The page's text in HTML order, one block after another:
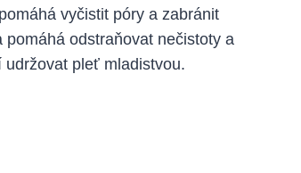
vyčistit póry a zabránit
pomáhá odstraňovat nečistoty a
udržovat pleť mladistvou.